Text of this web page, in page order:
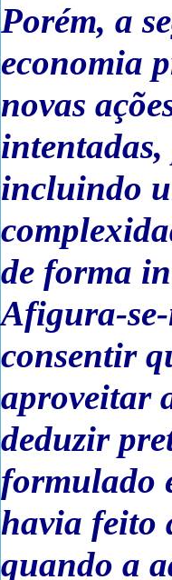
Porém, a
economia
novas
incluindo
de forma
Afigura-
consentir
aproveitar
deduzir
formulado
havia feito
quando a